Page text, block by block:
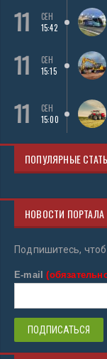
11
СЕН
15:42
11
СЕН
15:15
11
СЕН
15:00
ПОПУЛЯРНЫЕ
НОВОСТИ ПОРТАЛА
Подпишитесь,
E-mail